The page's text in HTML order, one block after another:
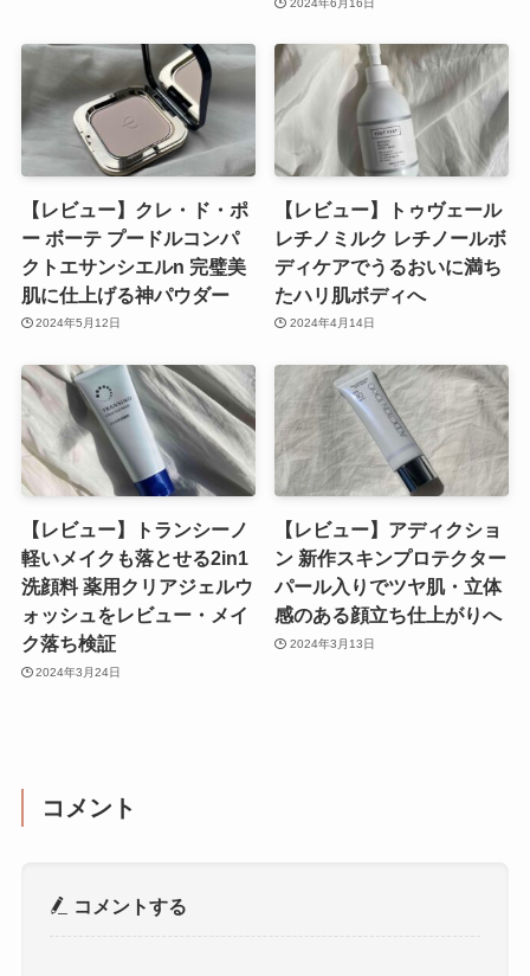
2024年6月16日
【レビュー】クレ・ド・ポ
ー ボーテ プードルコンパ
クトエサンシエルn 完璧美
肌に仕上げる神パウダー
2024年5月12日
【レビュー】トゥヴェール
レチノミルク レチノールボ
ディケアでうるおいに満ち
たハリ肌ボディへ
2024年4月14日
【レビュー】トランシーノ
軽いメイクも落とせる2in1
洗顔料 薬用クリアジェルウ
ォッシュをレビュー・メイ
ク落ち検証
2024年3月24日
【レビュー】アディクショ
ン 新作スキンプロテクター
パール入りでツヤ肌・立体
感のある顔立ち仕上がりへ
2024年3月13日
コメント
コメントする